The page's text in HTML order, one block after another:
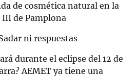
de cosmética natural en la
III de Pamplona
ni respuestas
durante el eclipse del 12 de
AEMET ya tiene una